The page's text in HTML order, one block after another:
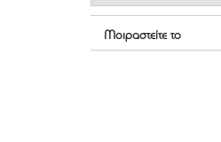
Μοιραστείτε το